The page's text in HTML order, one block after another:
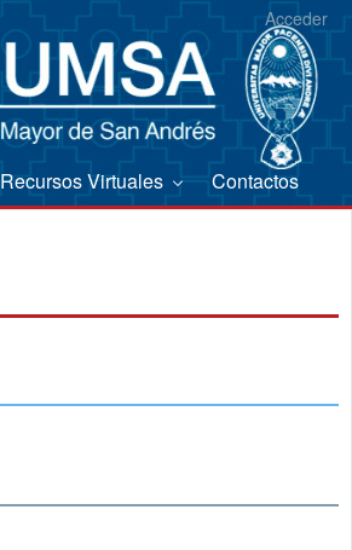
Acceder
Recursos Virtuales Contactos